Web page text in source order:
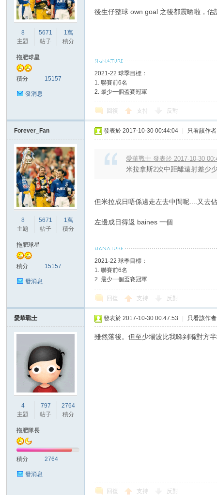
8
主題
5671
帖子
1萬
積分
拖肥球星
積分 15157
發消息
後生仔整球 own goal 之後都震晒啦，
2021-22 球季目標：
1. 聯賽前6名
2. 最少一個盃賽冠軍
回復 支持 反對
Forever_Fan
8
主題
5671
帖子
1萬
積分
拖肥球星
積分 15157
發消息
發表於 2017-10-30 00:44:04 只看該作者
愛華戰士 發表於 2017-10-30
米拉拿斯2次中距離遠射差少
但米拉成日唔係邊走左去中間呢....又去
左邊成日得返 baines 一個
2021-22 球季目標：
1. 聯賽前6名
2. 最少一個盃賽冠軍
回復 支持 反對
愛華戰士
4
主題
797
帖子
2764
積分
拖肥隊長
積分 2764
發消息
發表於 2017-10-30 00:47:53 只看該作者
雖然落後。但至少場波比我睇到喺對方
回復 支持 反對